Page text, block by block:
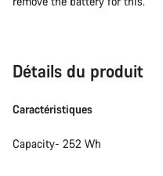
Détails du produit
Caractéristiques
Capacity- 252 Wh
Besoin d’aide ?
répondre à vos questions.